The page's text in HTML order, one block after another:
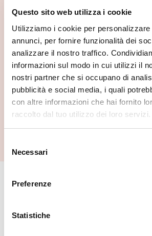
Questo sito web utilizza i cookie
Utilizziamo i cookie per
annunci, per fornire funzionalità dei
analizzare il nostro traffico.
informazioni sul modo in cui utilizzi il
nostri partner che si occupano di
pubblicità e social media, i quali
con altre informazioni che hai fornito
raccolto dal tuo utilizzo dei loro servizi.
delNecessari
Preferenze
Statistiche
Museo della Bagnada
🏘️ Scopri il comune
Lanzada